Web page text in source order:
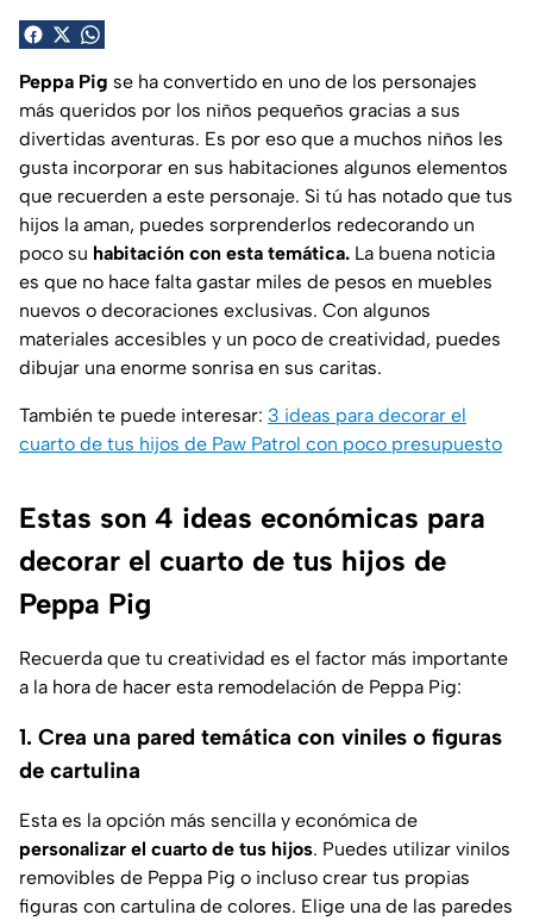
Peppa Pig se ha convertido en uno de los personajes
más queridos por los niños pequeños gracias a sus
divertidas aventuras. Es por eso que a muchos niños les
gusta incorporar en sus habitaciones algunos elementos
que recuerden a este personaje. Si tú has notado que tus
hijos la aman, puedes sorprenderlos redecorando un
poco su habitación con esta temática. La buena noticia
es que no hace falta gastar miles de pesos en muebles
nuevos o decoraciones exclusivas. Con algunos
materiales accesibles y un poco de creatividad, puedes
dibujar una enorme sonrisa en sus caritas.
También te puede interesar: 3 ideas para decorar el
cuarto de tus hijos de Paw Patrol con poco presupuesto
Estas son 4 ideas económicas para
decorar el cuarto de tus hijos de
Peppa Pig
Recuerda que tu creatividad es el factor más importante
a la hora de hacer esta remodelación de Peppa Pig:
1. Crea una pared temática con viniles o figuras
de cartulina
Esta es la opción más sencilla y económica de
personalizar el cuarto de tus hijos. Puedes utilizar vinilos
removibles de Peppa Pig o incluso crear tus propias
figuras con cartulina de colores. Elige una de las paredes